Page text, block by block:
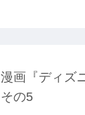
漫画『ディズ
その5